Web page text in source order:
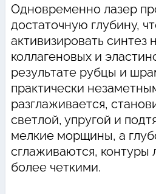
Одновременно лазер
достаточную глубину,
активизировать синтез
коллагеновых и
результате рубцы и
практически
разглаживается,
светлой, упругой и
мелкие морщины, а
сглаживаются, контуры
более четкими.